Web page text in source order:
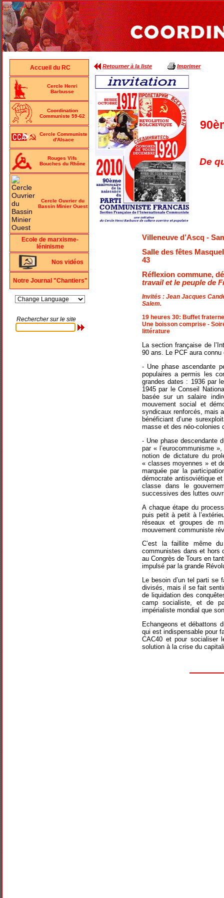
Accueil du RC
Cercle Henri
Barbusse
Coordination
Communiste 59-62
Cercle Communiste
d'Alsace
Rouges Vifs
Bouches du Rhône
Cercle Ouvrier du
Bassin Minier Ouest
Ecole de marxisme-
léninisme
Nos vidéos
Notre Journal "Chantiers"
Rechercher sur le site
Retourner à la liste Imprimer
De
Villeneuve d’Ascq -
Salle des fêtes
43
Réflexion commune,
travail et le peuple de
Invités : Jean Jacques
Salem.
19 heures 30: Buffet
Une boisson comprise -
littérature
La section française de
90 ans. Le PCF aura
- Une phase ascendante
populaires a permis les
grandes dates : 1936 par
1945 par le Conseil
basée sur un salaire
mouvement social et
syndicaux renforcés, mais
bénéficiant d’une
masse et des néo-colonies
- Une phase descendante
par « l’eurocommunisme
notion de dictature du
« classes moyennes » et
marquée par la
démocrate antisoviétique
classe dans le
successives des luttes
A chaque étape du
puis petit à petit à
réseaux et groupes de
mouvement communiste
C’est la faillite même
communistes dans et hors
au Congrès de Tours en
impulsé par la grande
Le besoin d’un tel parti se
divisés, mais il se fait
de liquidation des
camp socialiste, et de
impérialiste mondial que
Echangeons et débattons
qui est indispensable pour
CAC40 et pour socialiser
solution à la crise du